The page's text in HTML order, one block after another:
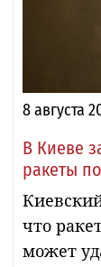
8 августа
В Киеве
ракеты
что
может